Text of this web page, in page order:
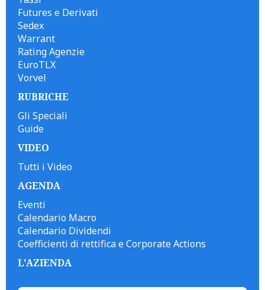
Futures e Derivati
Sedex
Warrant
Rating Agenzie
EuroTLX
Vorvel
RUBRICHE
Gli Speciali
Guide
VIDEO
Tutti i Video
AGENDA
Eventi
Calendario Macro
Calendario Dividendi
Coefficienti di rettifica e Corporate Actions
L'AZIENDA